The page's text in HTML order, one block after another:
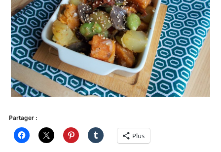
Partager :
Plus